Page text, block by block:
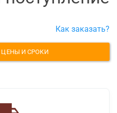
Как заказать?
ЦЕНЫ И СРОКИ